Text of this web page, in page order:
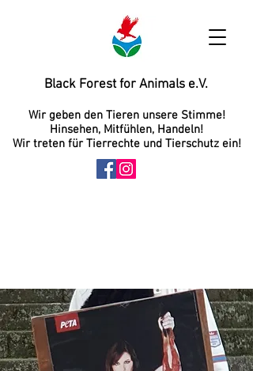
Black Forest for Animals e.V.
Wir geben den Tieren unsere Stimme!
Hinsehen, Mitfühlen, Handeln!
Wir treten für Tierrechte und Tierschutz ein!